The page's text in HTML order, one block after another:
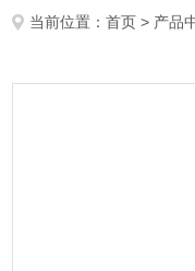
当前位置：首页 > 产品